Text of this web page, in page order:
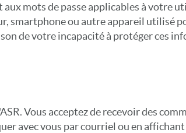
mots de passe applicables à votre
ou autre appareil utilisé
de votre incapacité à protéger ces
Vous acceptez de recevoir des
avec vous par courriel ou en affichant